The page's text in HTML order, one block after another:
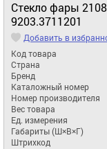
Стекло фары
9203.3711201
Добавить в
Код товара
Страна
Бренд
Каталожный номер
Номер производителя
Вес товара
Ед. измерения
Габариты (Ш×В×Г)
Штрихкод